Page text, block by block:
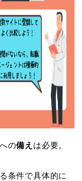
の備え は必要。
条件で具体的に